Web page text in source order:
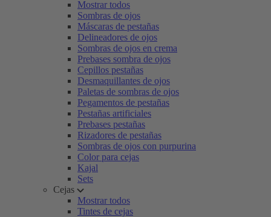
Mostrar todos
Sombras de ojos
Máscaras de pestañas
Delineadores de ojos
Sombras de ojos en crema
Prebases sombra de ojos
Cepillos pestañas
Desmaquillantes de ojos
Paletas de sombras de ojos
Pegamentos de pestañas
Pestañas artificiales
Prebases pestañas
Rizadores de pestañas
Sombras de ojos con purpurina
Color para cejas
Kajal
Sets
Cejas
Mostrar todos
Tintes de cejas